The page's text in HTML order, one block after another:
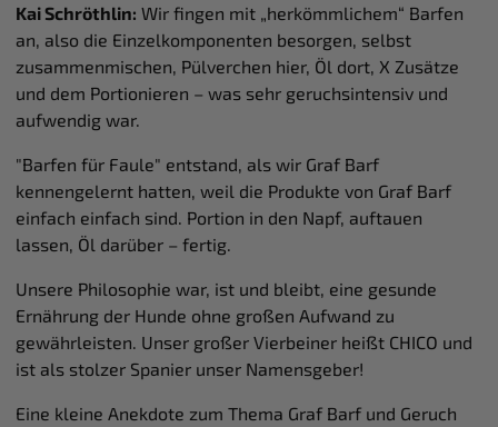
Kai Schröthlin: Wir fingen mit „herkömmlichem“ Barfen
an, also die Einzelkomponenten besorgen, selbst
zusammenmischen, Pülverchen hier, Öl dort, X Zusätze
und dem Portionieren – was sehr geruchsintensiv und
aufwendig war.
"Barfen für Faule" entstand, als wir Graf Barf
kennengelernt hatten, weil die Produkte von Graf Barf
einfach einfach sind. Portion in den Napf, auftauen
lassen, Öl darüber – fertig.
Unsere Philosophie war, ist und bleibt, eine gesunde
Ernährung der Hunde ohne großen Aufwand zu
gewährleisten. Unser großer Vierbeiner heißt CHICO und
ist als stolzer Spanier unser Namensgeber!
Eine kleine Anekdote zum Thema Graf Barf und Geruch